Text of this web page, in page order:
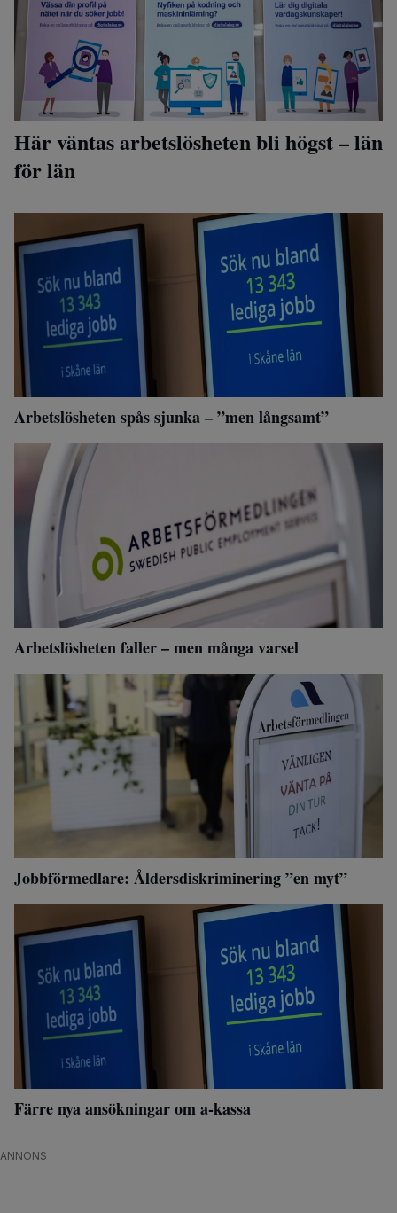
Här väntas arbetslösheten bli högst – län
för län
Arbetslösheten spås sjunka – ”men långsamt”
Arbetslösheten faller – men många varsel
Jobbförmedlare: Åldersdiskriminering ”en myt”
Färre nya ansökningar om a-kassa
ANNONS